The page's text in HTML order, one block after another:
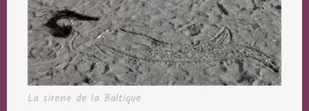
La sirene de la Baltique